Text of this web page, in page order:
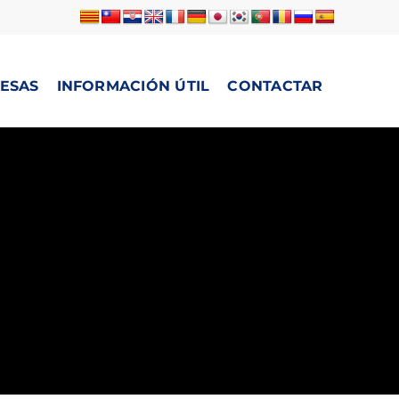
INFORMACIÓN ÚTIL CONTACTAR